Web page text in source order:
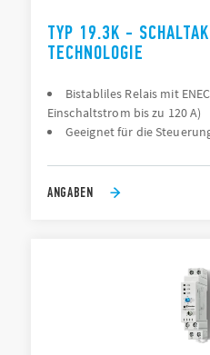
TYP 19.3K -
TECHNOLOGIE
Bistabliles Relais mit
Einschaltstrom bis zu 120 A)
Geeignet für die
ANGABEN